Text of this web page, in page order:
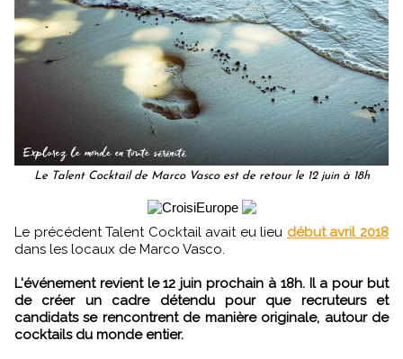
Le Talent Cocktail de Marco Vasco est de retour le 12 juin à 18h
Le précédent Talent Cocktail avait eu lieu début avril 2018
dans les locaux de Marco Vasco.
L'événement revient le 12 juin prochain à 18h. Il a pour but
de créer un cadre détendu pour que recruteurs et
candidats se rencontrent de manière originale, autour de
cocktails du monde entier.